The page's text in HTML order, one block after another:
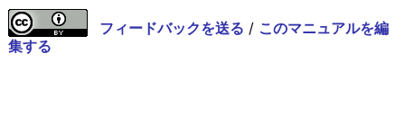
フィードバックを送る / このマニュアルを編
集する